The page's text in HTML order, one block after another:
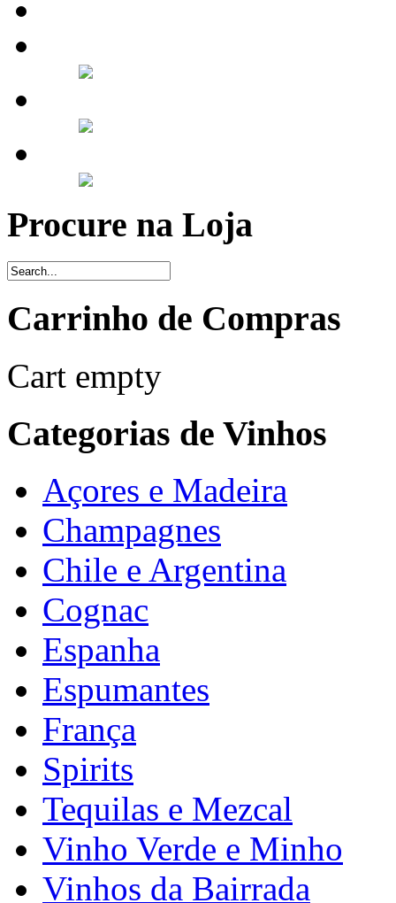
Procure na Loja
Carrinho de Compras
Cart empty
Categorias de Vinhos
Açores e Madeira
Champagnes
Chile e Argentina
Cognac
Espanha
Espumantes
França
Spirits
Tequilas e Mezcal
Vinho Verde e Minho
Vinhos da Bairrada